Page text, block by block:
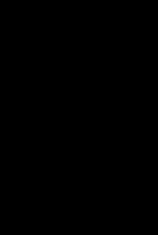
SYNERGIHP Hauts de
l’adaptabilité,